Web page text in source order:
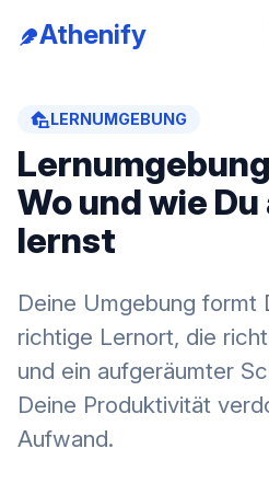
Athenify
LERNUMGEBUNG
Wo und wie
lernst
Deine Umgebung formt
richtige Lernort, die
und ein aufgeräumter
Deine Produktivität
Aufwand.